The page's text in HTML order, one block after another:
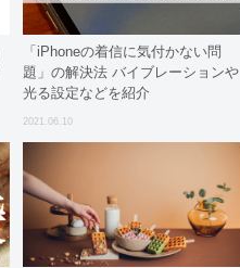
「iPhoneの着信に気付かない問
題」の解決法 バイブレーションや
光る設定などを紹介
2021.06.10